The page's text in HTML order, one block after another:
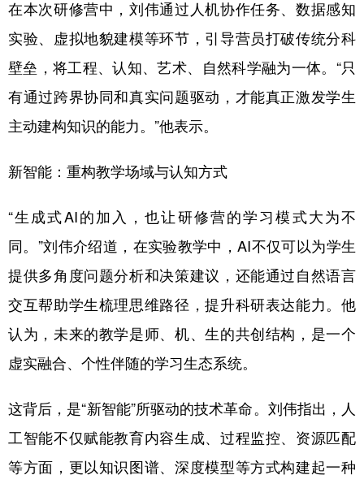
在本次研修营中，刘伟通过人机协作任务、数据感知
实验、虚拟地貌建模等环节，引导营员打破传统分科
壁垒，将工程、认知、艺术、自然科学融为一体。“只
有通过跨界协同和真实问题驱动，才能真正激发学生
主动建构知识的能力。”他表示。
新智能：重构教学场域与认知方式
“生成式AI的加入，也让研修营的学习模式大为不
同。”刘伟介绍道，在实验教学中，AI不仅可以为学生
提供多角度问题分析和决策建议，还能通过自然语言
交互帮助学生梳理思维路径，提升科研表达能力。他
认为，未来的教学是师、机、生的共创结构，是一个
虚实融合、个性伴随的学习生态系统。
这背后，是“新智能”所驱动的技术革命。刘伟指出，人
工智能不仅赋能教育内容生成、过程监控、资源匹配
等方面，更以知识图谱、深度模型等方式构建起一种